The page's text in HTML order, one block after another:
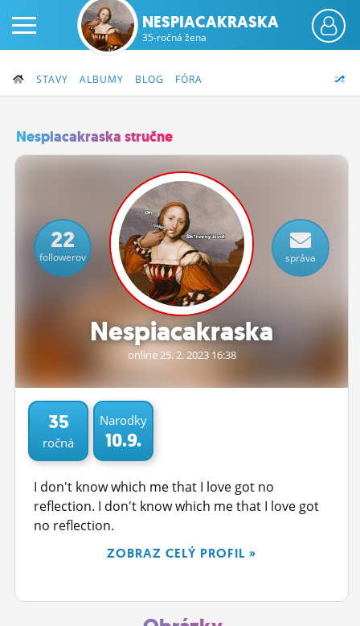
PRIHLÁS SA
ČINŽIAK
FÓRUM
STATUSY
OBRÁZKY
ĽUDIA
MÔJ PROFIL
NASTAVENIA
ROLETA
NESPIACAKRASKA
35-ročná žena
STAVY ALBUMY BLOG FÓRA
Nespiacakraska stručne
Nespiacakraska
online 25.2.2023 16:38
22
followerov správa
35
ročná
Narodky
10.9.
I don't know which me that I love got no
reflection. I don't know which me that I love got
no reflection.
ZOBRAZ CELÝ PROFIL »